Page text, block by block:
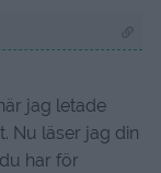
jag letade
Nu läser jag din
har för